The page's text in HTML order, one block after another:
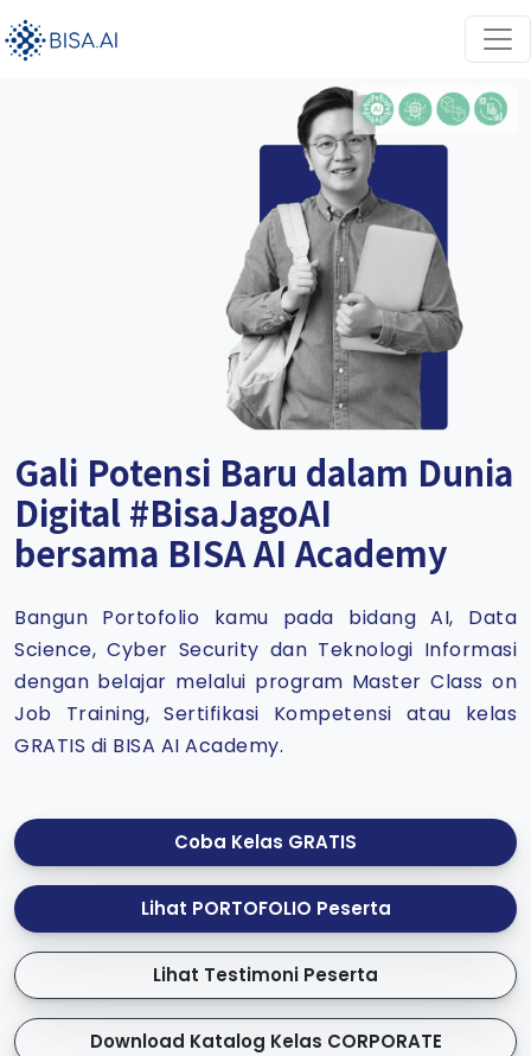
Gali Potensi Baru dalam Dunia
Digital #BisaJagoAI
bersama BISA AI Academy
Bangun Portofolio kamu pada bidang AI, Data
Science, Cyber Security dan Teknologi Informasi
dengan belajar melalui program Master Class on
Job Training, Sertifikasi Kompetensi atau kelas
GRATIS di BISA AI Academy.
Coba Kelas GRATIS
Lihat PORTOFOLIO Peserta
Lihat Testimoni Peserta
Download Katalog Kelas CORPORATE